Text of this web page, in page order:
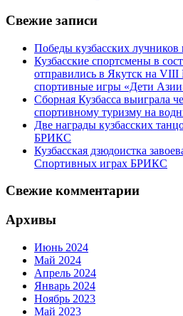
Свежие записи
Победы кузбасских лучников
Кузбасские спортсмены в
отправились в Якутск на
спортивные игры «Дети
Сборная Кузбасса выиграла
спортивному туризму на
Две награды кузбасских
БРИКС
Кузбасская дзюдоистка
Спортивных играх БРИКС
Свежие комментарии
Архивы
Июнь 2024
Май 2024
Апрель 2024
Январь 2024
Ноябрь 2023
Май 2023